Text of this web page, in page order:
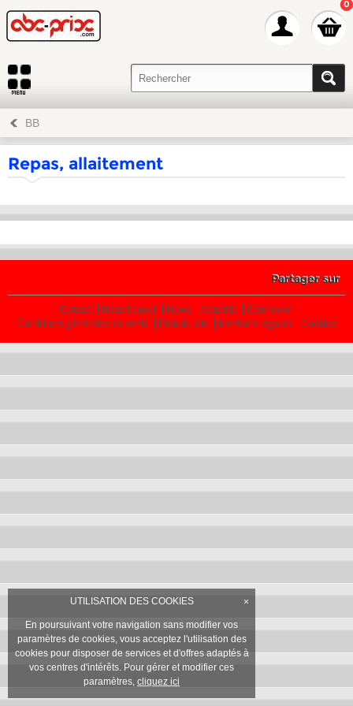
0
UTILISATION DES COOKIES ×
En poursuivant votre navigation sans modifier vos
paramètres de cookies, vous acceptez l'utilisation des
cookies pour disposer de services et d'offres adaptés à
vos centres d'intérêts. Pour gérer et modifier ces
paramètres, cliquez ici
BB
Repas, allaitement
Partager sur
Contact Nous trouver News Actualité
Connexion
Conditions générales de vente
Plan du site Mentions légales Cookies